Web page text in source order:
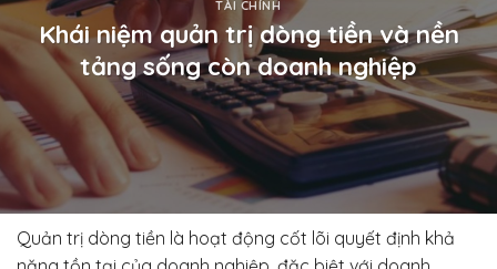
TÀI CHÍNH
Khái niệm quản trị dòng tiền và nền
tảng sống còn doanh nghiệp
Quản trị dòng tiền là hoạt động cốt lõi quyết định khả